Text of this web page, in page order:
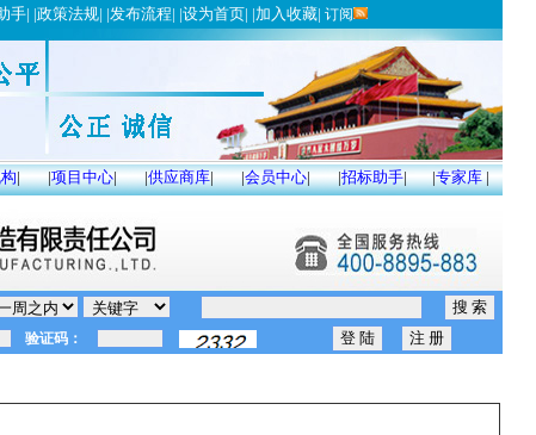
手| |政策法规| |发布流程| |设为首页| |加入收藏| 订阅
| |项目中心| |供应商库| |会员中心| |招标助手| |专家库|